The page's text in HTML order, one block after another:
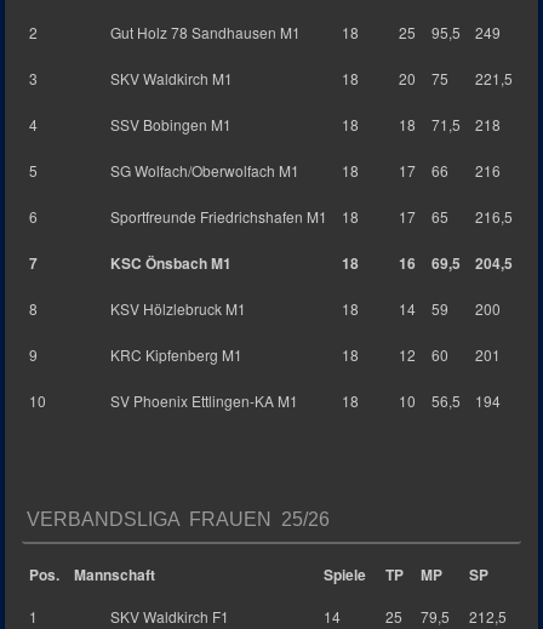
2 Gut Holz 78 Sandhausen M1 18 25 95,5 249
3 SKV Waldkirch M1 18 20 75 221,5
4 SSV Bobingen M1 18 18 71,5 218
5 SG Wolfach/Oberwolfach M1 18 17 66 216
6 Sportfreunde Friedrichshafen M1 18 17 65 216,5
7 KSC Önsbach M1 18 16 69,5 204,5
8 KSV Hölzlebruck M1 18 14 59 200
9 KRC Kipfenberg M1 18 12 60 201
10 SV Phoenix Ettlingen-KA M1 18 10 56,5 194
VERBANDSLIGA FRAUEN 25/26
Pos. Mannschaft Spiele TP MP SP
1 SKV Waldkirch F1 14 25 79,5 212,5